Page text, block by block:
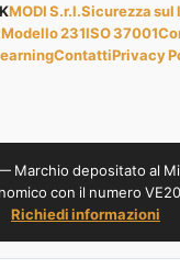
MODI S.r.l.Sicurezza sul
Modello 231ISO 37001
ContattiPrivacy
Marchio depositato al
con il numero
Richiedi informazioni